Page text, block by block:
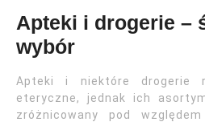
Apteki i drogerie –
wybór
Apteki i niektóre drogerie
eteryczne, jednak ich
zróżnicowany pod